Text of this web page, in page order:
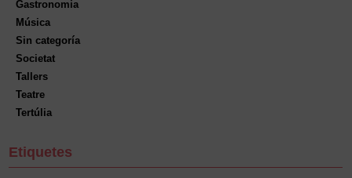
Gastronomia
Música
Sin categoría
Societat
Tallers
Teatre
Tertúlia
Etiquetes